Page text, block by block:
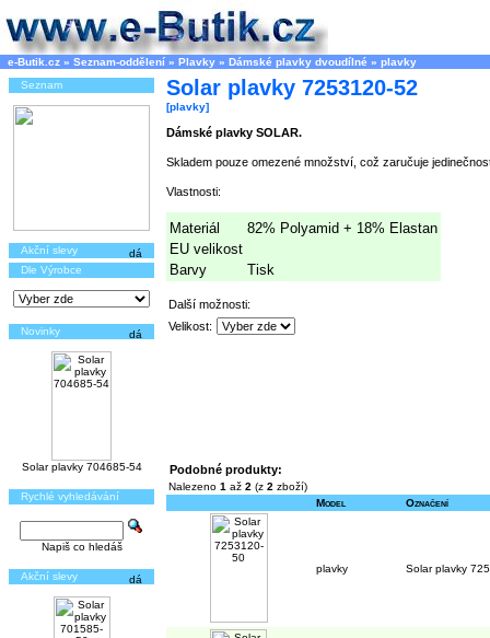
e-Butik.cz » Seznam-oddělení » Plavky » Dámské plavky dvoudílné » plavky
Seznam
Akční slevy
Dle Výrobce
Novinky
Solar plavky 704685-54
Rychlé vyhledávání
Napiš co hledáš
Akční slevy
Solar plavky 7253120-52
[plavky]
Dámské plavky SOLAR.
Skladem pouze omezené množství, což zaručuje
Vlastnosti:
Materiál
82% Polyamid + 18% Elastan
EU velikost
Barvy
Tisk
Další možnosti:
Velikost:
Podobné produkty:
Nalezeno 1 až 2 (z 2 zboží)
Model
Označení
plavky Solar plavky